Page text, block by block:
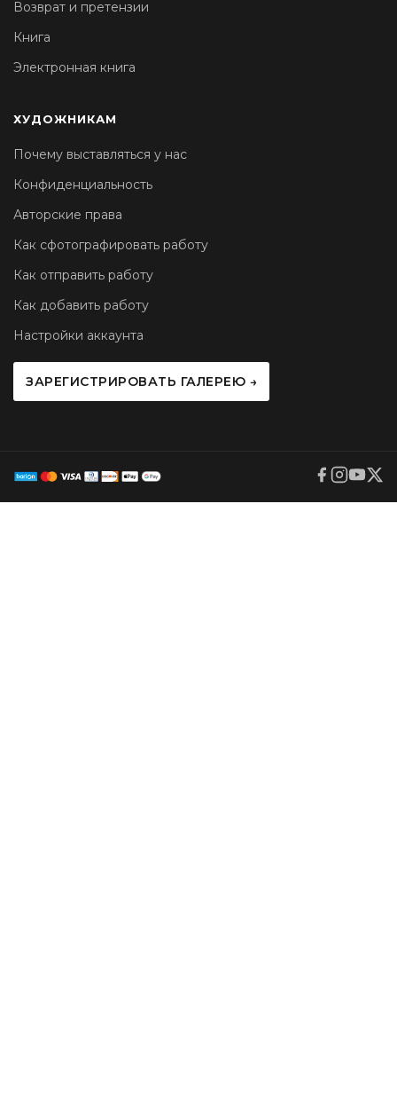
Возврат и претензии
Книга
Электронная книга
ХУДОЖНИКАМ
Почему выставляться у нас
Конфиденциальность
Авторские права
Как сфотографировать работу
Как отправить работу
Как добавить работу
Настройки аккаунта
ЗАРЕГИСТРИРОВАТЬ ГАЛЕРЕЮ →